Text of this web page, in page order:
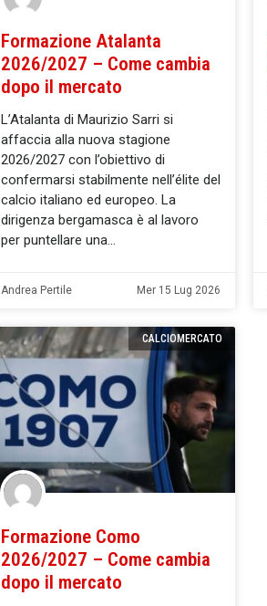
Formazione Atalanta
2026/2027 – Come cambia
dopo il mercato
L’Atalanta di Maurizio Sarri si
affaccia alla nuova stagione
2026/2027 con l’obiettivo di
confermarsi stabilmente nell’élite del
calcio italiano ed europeo. La
dirigenza bergamasca è al lavoro
per puntellare una
Andrea Pertile Mer 15 Lug 2026
CALCIOMERCATO
Formazione Como
2026/2027 – Come cambia
dopo il mercato